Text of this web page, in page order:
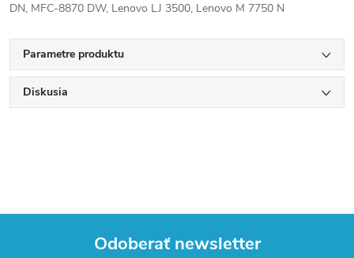
DN, MFC-8870 DW, Lenovo LJ 3500, Lenovo M 7750 N
Parametre produktu
Diskusia
Odoberať newsletter